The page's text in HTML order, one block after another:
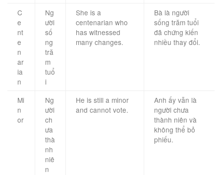
C
e
nt
e
n
ar
ia
n
Ng
ười
số
ng
tră
m
tuổ
i
She is a
centenarian who
has witnessed
many changes.
Bà là người
sống trăm tuổi
đã chứng kiến
nhiều thay đổi.
Mi
n
or
Ng
ười
ch
ưa
thà
nh
niê
n
He is still a minor
and cannot vote.
Anh ấy vẫn là
người chưa
thành niên và
không thể bỏ
phiếu.